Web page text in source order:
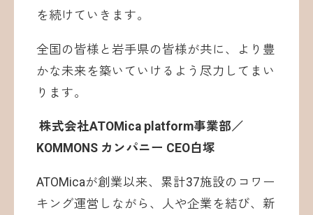
を続けていきます。
全国の皆様と岩手県の皆様が共に、より豊
かな未来を築いていけるよう尽力してまい
ります。
株式会社ATOMica platform事業部／
KOMMONS カンパニー CEO白塚
ATOMicaが創業以来、累計37施設のコワー
キング運営しながら、人や企業を結び、新